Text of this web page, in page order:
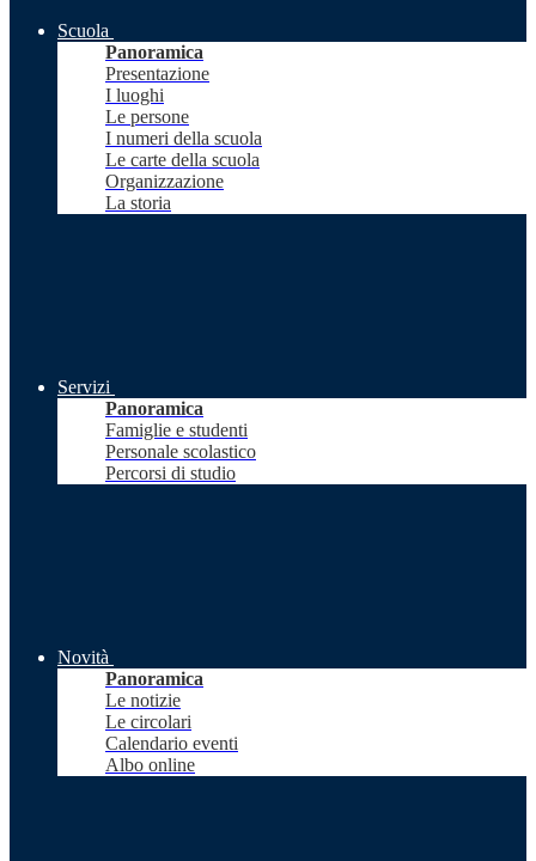
Scuola
Panoramica
Presentazione
I luoghi
Le persone
I numeri della scuola
Le carte della scuola
Organizzazione
La storia
Servizi
Panoramica
Famiglie e studenti
Personale scolastico
Percorsi di studio
Novità
Panoramica
Le notizie
Le circolari
Calendario eventi
Albo online